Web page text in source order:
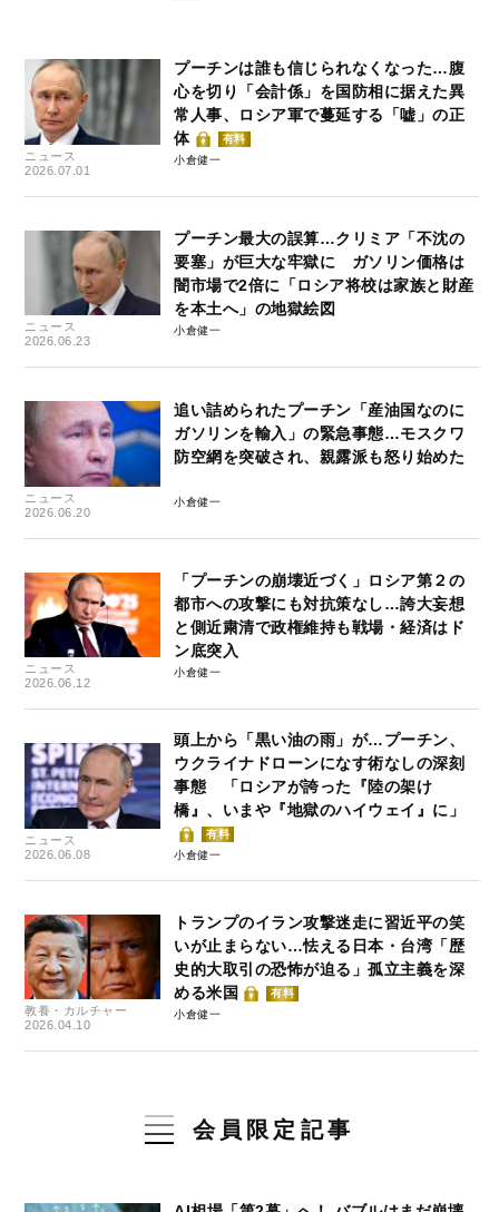
ニュース
2026.07.01
プーチンは誰も信じられなくなった…腹
心を切り「会計係」を国防相に据えた異
常人事、ロシア軍で蔓延する「嘘」の正
体
有料
小倉健一
ニュース
2026.06.23
プーチン最大の誤算…クリミア「不沈の
要塞」が巨大な牢獄に ガソリン価格は
闇市場で2倍に「ロシア将校は家族と財産
を本土へ」の地獄絵図
小倉健一
ニュース
2026.06.20
追い詰められたプーチン「産油国なのに
ガソリンを輸入」の緊急事態…モスクワ
防空網を突破され、親露派も怒り始めた
小倉健一
ニュース
2026.06.12
「プーチンの崩壊近づく」ロシア第２の
都市への攻撃にも対抗策なし…誇大妄想
と側近粛清で政権維持も戦場・経済はド
ン底突入
小倉健一
ニュース
2026.06.08
頭上から「黒い油の雨」が…プーチン、
ウクライナドローンになす術なしの深刻
事態 「ロシアが誇った『陸の架け
橋』、いまや『地獄のハイウェイ』に」
有料
小倉健一
教養・カルチャー
2026.04.10
トランプのイラン攻撃迷走に習近平の笑
いが止まらない…怯える日本・台湾「歴
史的大取引の恐怖が迫る」孤立主義を深
める米国
有料
小倉健一
会員限定記事